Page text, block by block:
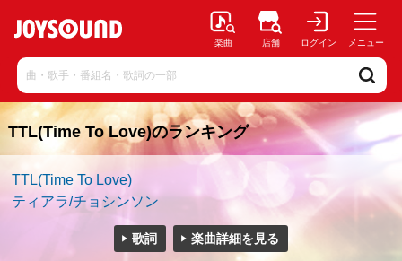
楽曲 店舗 ログイン メニュー
TTL(Time To Love)のランキング
TTL(Time To Love)
ティアラ/チョシンソン
歌詞 楽曲詳細を見る